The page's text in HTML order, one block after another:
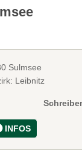
Sulmsee
Leibnitz
INFOS